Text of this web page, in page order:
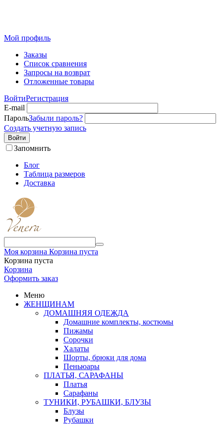
Мой профиль
Заказы
Список сравнения
Запросы на возврат
Отложенные товары
ВойтиРегистрация
E-mail
ПарольЗабыли пароль?
Создать учетную запись
Войти
Запомнить
Блог
Таблица размеров
Доставка
Моя корзина Корзина пуста
Корзина пуста
Корзина
Оформить заказ
Меню
ЖЕНЩИНАМ
ДОМАШНЯЯ ОДЕЖДА
Домашние комплекты, костюмы
Пижамы
Сорочки
Халаты
Шорты, брюки для дома
Пеньюары
ПЛАТЬЯ, САРАФАНЫ
Платья
Сарафаны
ТУНИКИ, РУБАШКИ, БЛУЗЫ
Блузы
Рубашки